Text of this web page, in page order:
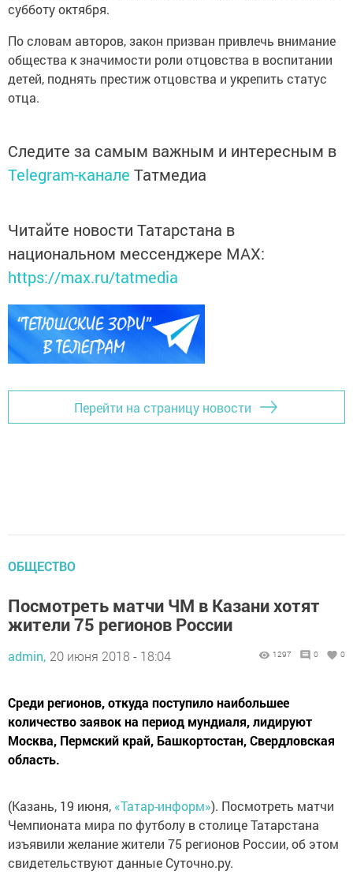
субботу октября.
По словам авторов, закон призван привлечь внимание
общества к значимости роли отцовства в воспитании
детей, поднять престиж отцовства и укрепить статус
отца.
Следите за самым важным и интересным в
Telegram-канале Татмедиа
Читайте новости Татарстана в
национальном мессенджере MАХ:
https://max.ru/tatmedia
Перейти на страницу новости
ОБЩЕСТВО
Посмотреть матчи ЧМ в Казани хотят
жители 75 регионов России
admin, 20 июня 2018 - 18:04 1297 0 0
Среди регионов, откуда поступило наибольшее
количество заявок на период мундиаля, лидируют
Москва, Пермский край, Башкортостан, Свердловская
область.
(Казань, 19 июня, «Татар-информ»). Посмотреть матчи
Чемпионата мира по футболу в столице Татарстана
изъявили желание жители 75 регионов России, об этом
свидетельствуют данные Суточно.ру.